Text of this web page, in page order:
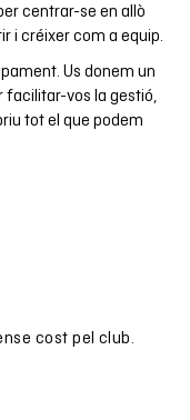
centrar-se en allò
i créixer com a equip.
Us donem un
facilitar-vos la gestió,
tot el que podem
cost pel club.